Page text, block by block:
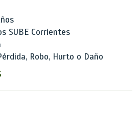
SUBE Corrientes
Robo, Hurto o Daño